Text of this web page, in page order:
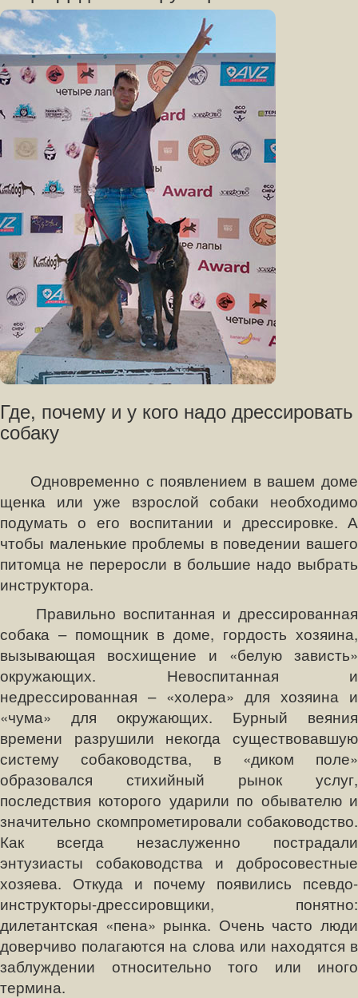
Где, почему и у кого надо дрессировать
собаку
Одновременно с появлением в вашем доме
щенка или уже взрослой собаки необходимо
подумать о его воспитании и дрессировке. А
чтобы маленькие проблемы в поведении вашего
питомца не переросли в большие надо выбрать
инструктора.
Правильно воспитанная и дрессированная
собака – помощник в доме, гордость хозяина,
вызывающая восхищение и «белую зависть»
окружающих. Невоспитанная и
недрессированная – «холера» для хозяина и
«чума» для окружающих. Бурный веяния
времени разрушили некогда существовавшую
систему собаководства, в «диком поле»
образовался стихийный рынок услуг,
последствия которого ударили по обывателю и
значительно скомпрометировали собаководство.
Как всегда незаслуженно пострадали
энтузиасты собаководства и добросовестные
хозяева. Откуда и почему появились псевдо-
инструкторы-дрессировщики, понятно:
дилетантская «пена» рынка. Очень часто люди
доверчиво полагаются на слова или находятся в
заблуждении относительно того или иного
термина.